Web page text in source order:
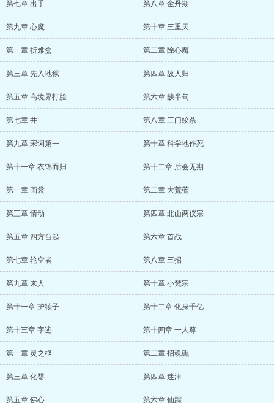
第七章 出手 第八章 金丹期
第九章 心魔 第十章 三重天
第一章 折难盒 第二章 除心魔
第三章 先入地狱 第四章 故人归
第五章 高境界打脸 第六章 缺半句
第七章 井 第八章 三门绞杀
第九章 宋词第一 第十章 科学地作死
第十一章 衣锦而归 第十二章 后会无期
第一章 画裳 第二章 大荒蓝
第三章 情动 第四章 北山两仪宗
第五章 四方台起 第六章 首战
第七章 轮空者 第八章 三招
第九章 来人 第十章 小梵宗
第十一章 护犊子 第十二章 化身千亿
第十三章 字迹 第十四章 一人尊
第一章 灵之枢 第二章 招魂礁
第三章 化婴 第四章 迷津
第五章 佛心 第六章 仙踪